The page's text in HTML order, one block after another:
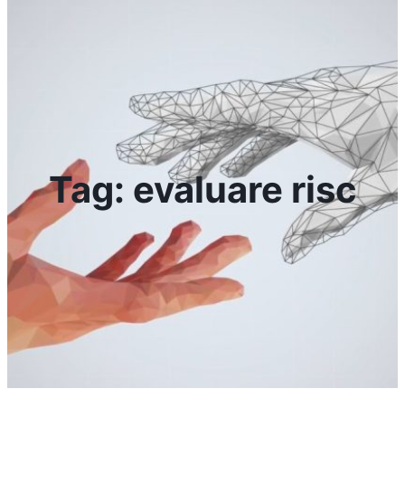
Tag: evaluare risc